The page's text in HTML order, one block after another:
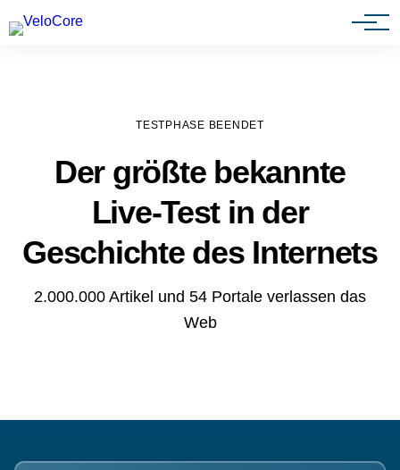
Agenturen & Webdesigner
TESTPHASE BEENDET
Der größte bekannte
Live-Test in der
Geschichte des Internets
2.000.000 Artikel und 54 Portale verlassen das
Web